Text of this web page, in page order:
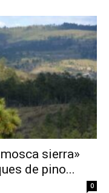
sierra»
de pino...
0